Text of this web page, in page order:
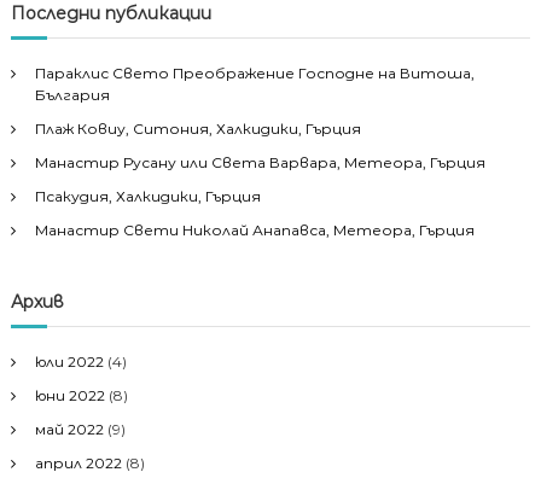
Последни публикации
Параклис Свето Преображение Господне на Витоша,
България
Плаж Ковиу, Ситония, Халкидики, Гърция
Манастир Русану или Света Варвара, Метеора, Гърция
Псакудия, Халкидики, Гърция
Манастир Свети Николай Анапавса, Метеора, Гърция
Архив
юли 2022 (4)
юни 2022 (8)
май 2022 (9)
април 2022 (8)